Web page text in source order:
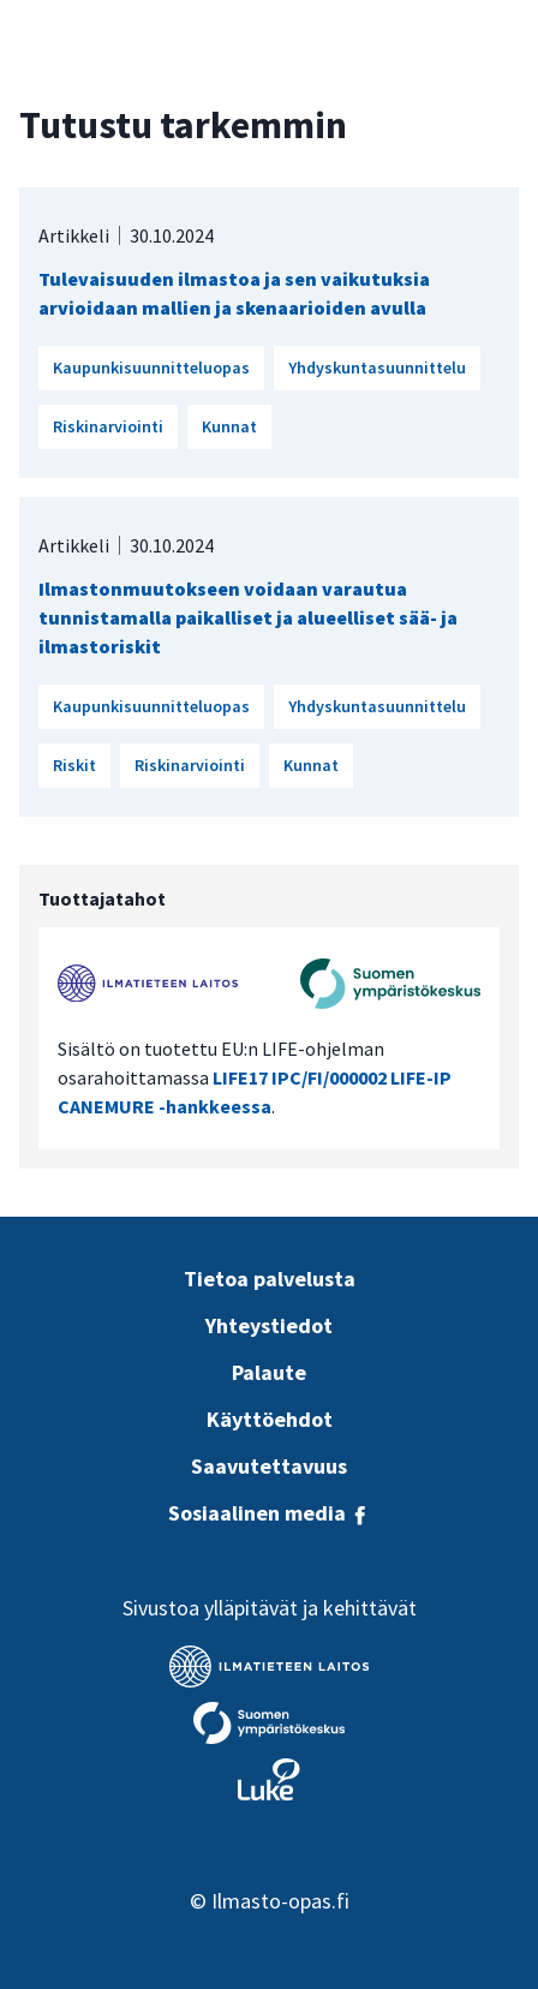
Tutustu tarkemmin
Artikkeli
30.10.2024
Tulevaisuuden ilmastoa ja sen vaikutuksia
arvioidaan mallien ja skenaarioiden avulla
Kaupunkisuunnitteluopas Yhdyskuntasuunnittelu
Riskinarviointi Kunnat
Artikkeli
30.10.2024
Ilmastonmuutokseen voidaan varautua
tunnistamalla paikalliset ja alueelliset sää- ja
ilmastoriskit
Kaupunkisuunnitteluopas Yhdyskuntasuunnittelu
Riskit Riskinarviointi Kunnat
Tuottajatahot
Sisältö on tuotettu EU:n LIFE-ohjelman
osarahoittamassa LIFE17 IPC/FI/000002 LIFE-IP
CANEMURE -hankkeessa.
Tietoa palvelusta
Yhteystiedot
Palaute
Käyttöehdot
Saavutettavuus
Sosiaalinen media
Sivustoa ylläpitävät ja kehittävät
© Ilmasto-opas.fi